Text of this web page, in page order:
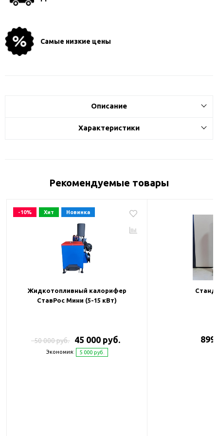
Самые низкие цены
Описание
Характеристики
Рекомендуемые товары
-10% Хит Новинка
Жидкотопливный калорифер
СтавРос Мини (5-15 кВт)
50 000 руб. 45 000 руб.
Экономия: 5 000 руб.
899